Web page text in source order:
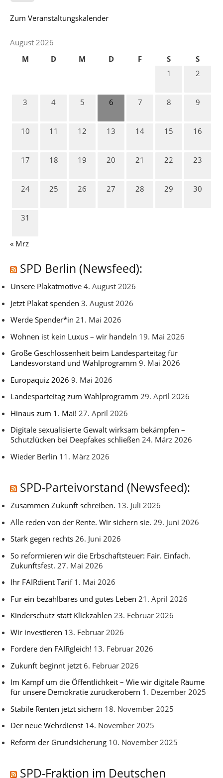
Zum Veranstaltungskalender
August 2026
M
D M D F S
S
1
2
3 4 5 6 7 8 9
10 11 12 13 14 15 16
17 18 19 20 21 22 23
24 25 26 27 28 29 30
31
« Mrz
SPD Berlin (Newsfeed):
Unsere Plakatmotive 4. August 2026
Jetzt Plakat spenden 3. August 2026
Werde Spender*in 21. Mai 2026
Wohnen ist kein Luxus – wir handeln 19. Mai 2026
Große Geschlossenheit beim Landesparteitag für
Landesvorstand und Wahlprogramm 9. Mai 2026
Europaquiz 2026 9. Mai 2026
Landesparteitag zum Wahlprogramm 29. April 2026
Hinaus zum 1. Mai! 27. April 2026
Digitale sexualisierte Gewalt wirksam bekämpfen –
Schutzlücken bei Deepfakes schließen 24. März 2026
Wieder Berlin 11. März 2026
SPD-Parteivorstand (Newsfeed):
Zusammen Zukunft schreiben. 13. Juli 2026
Alle reden von der Rente. Wir sichern sie. 29. Juni 2026
Stark gegen rechts 26. Juni 2026
So reformieren wir die Erbschaftsteuer: Fair. Einfach.
Zukunftsfest. 27. Mai 2026
Ihr FAIRdient Tarif 1. Mai 2026
Für ein bezahlbares und gutes Leben 21. April 2026
Kinderschutz statt Klickzahlen 23. Februar 2026
Wir investieren 13. Februar 2026
Fordere den FAIRgleich! 13. Februar 2026
Zukunft beginnt jetzt 6. Februar 2026
Im Kampf um die Öffentlichkeit – Wie wir digitale Räume
für unsere Demokratie zurückerobern 1. Dezember 2025
Stabile Renten jetzt sichern 18. November 2025
Der neue Wehrdienst 14. November 2025
Reform der Grundsicherung 10. November 2025
SPD-Fraktion im Deutschen